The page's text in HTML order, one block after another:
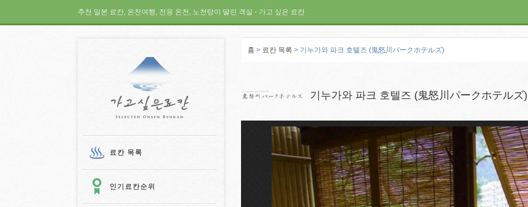
추천 일본 료칸, 온천여행, 전용 온천, 노천탕이 딸린 객실 - 가고 싶은 료칸
료칸 목록
인기료칸순위
홈 > 료칸 목록 > 기누가와 파크 호텔즈 (鬼怒川パークホテルズ)
기누가와 파크 호텔즈 (鬼怒川パークホテルズ)